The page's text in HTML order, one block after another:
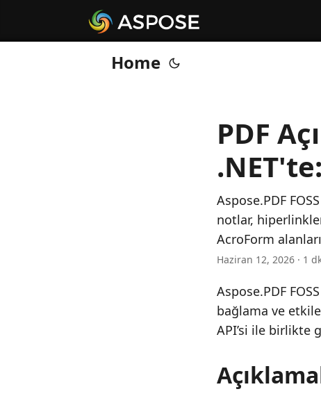
Home
PDF
Aspose.PDF
notlar,
AcroForm
Haziran 12, 2026 · 1
Aspose.PDF
bağlama ve
API’si ile birlikte